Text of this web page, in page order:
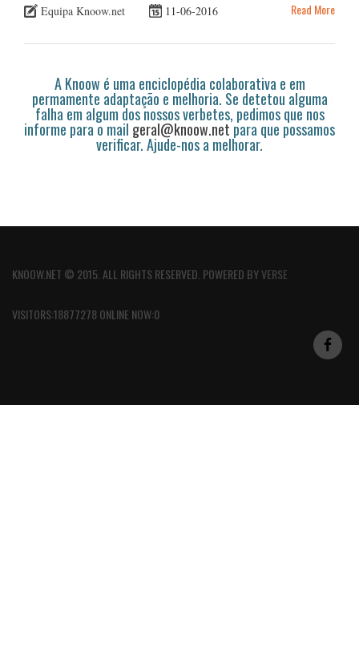
Equipa Knoow.net
11-06-2016 Read More
A Knoow é uma enciclopédia colaborativa e em
permamente adaptação e melhoria. Se detetou alguma
falha em algum dos nossos verbetes, pedimos que nos
informe para o mail geral@knoow.netpara que possamos
verificar. Ajude-nos a melhorar.
KNOOW.NET © 2015. ALL RIGHTS RESERVED. POWERED BYVERSE
VISITORS:18877278 ONLINE NOW:0